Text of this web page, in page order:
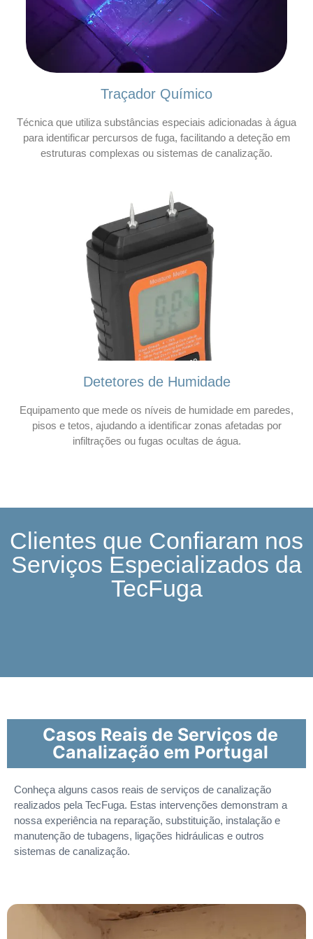
Traçador Químico
Técnica que utiliza substâncias especiais adicionadas à água
para identificar percursos de fuga, facilitando a deteção em
estruturas complexas ou sistemas de canalização.
Detetores de Humidade
Equipamento que mede os níveis de humidade em paredes,
pisos e tetos, ajudando a identificar zonas afetadas por
infiltrações ou fugas ocultas de água.
Clientes que Confiaram nos
Serviços Especializados da
TecFuga
Casos Reais de Serviços de
Canalização em Portugal
Conheça alguns casos reais de serviços de canalização
realizados pela TecFuga. Estas intervenções demonstram a
nossa experiência na reparação, substituição, instalação e
manutenção de tubagens, ligações hidráulicas e outros
sistemas de canalização.